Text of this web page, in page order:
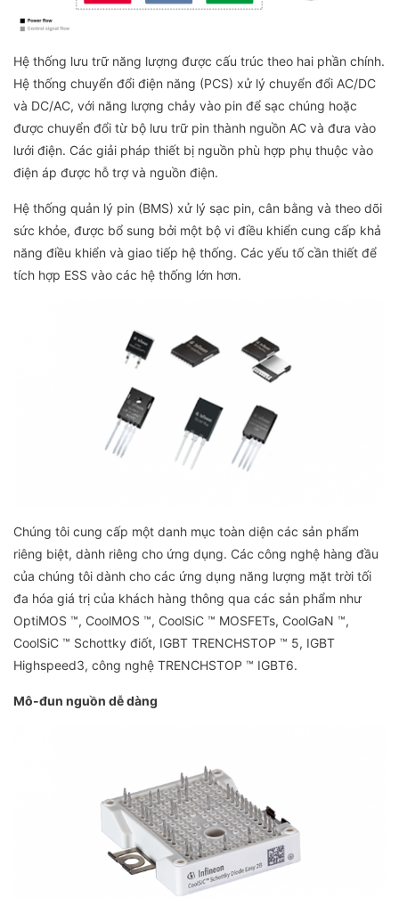
Hệ thống lưu trữ năng lượng được cấu trúc theo hai phần chính.
Hệ thống chuyển đổi điện năng (PCS) xử lý chuyển đổi AC/DC
và DC/AC, với năng lượng chảy vào pin để sạc chúng hoặc
được chuyển đổi từ bộ lưu trữ pin thành nguồn AC và đưa vào
lưới điện. Các giải pháp thiết bị nguồn phù hợp phụ thuộc vào
điện áp được hỗ trợ và nguồn điện.
Hệ thống quản lý pin (BMS) xử lý sạc pin, cân bằng và theo dõi
sức khỏe, được bổ sung bởi một bộ vi điều khiển cung cấp khả
năng điều khiển và giao tiếp hệ thống. Các yếu tố cần thiết để
tích hợp ESS vào các hệ thống lớn hơn.
Chúng tôi cung cấp một danh mục toàn diện các sản phẩm
riêng biệt, dành riêng cho ứng dụng. Các công nghệ hàng đầu
của chúng tôi dành cho các ứng dụng năng lượng mặt trời tối
đa hóa giá trị của khách hàng thông qua các sản phẩm như
OptiMOS ™, CoolMOS ™, CoolSiC ™ MOSFETs, CoolGaN ™,
CoolSiC ™ Schottky điốt, IGBT TRENCHSTOP ™ 5, IGBT
Highspeed3, công nghệ TRENCHSTOP ™ IGBT6.
Mô-đun nguồn dễ dàng